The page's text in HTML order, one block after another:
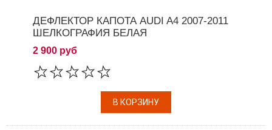
ДЕФЛЕКТОР КАПОТА AUDI A4 2007-2011
ШЕЛКОГРАФИЯ БЕЛАЯ
2 900 руб